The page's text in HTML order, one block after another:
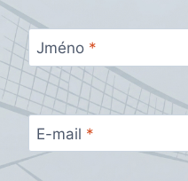
Jméno *
E-mail *